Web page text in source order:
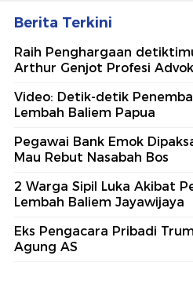
Berita Terkini
Raih Penghargaan
Arthur Genjot Profesi
Video: Detik-detik
Lembah Baliem Papua
Pegawai Bank Emok
Mau Rebut Nasabah Bos
2 Warga Sipil Luka Akibat
Lembah Baliem Jayawijaya
Eks Pengacara Pribadi
Agung AS